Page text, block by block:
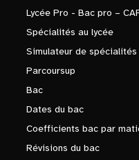
Lycée Pro - Bac pro –
Spécialités au lycée
Simulateur de spécialités
Parcoursup
Bac
Dates du bac
Coefficients bac par
Révisions du bac